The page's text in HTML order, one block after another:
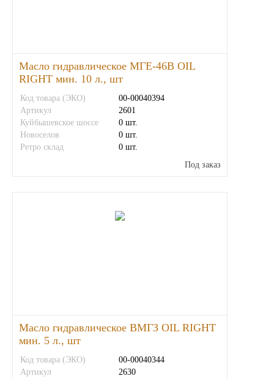
ММЗ
ЛИАЗ
МТЗ
Cummmins
Автотовары
Масло гидравлическое МГЕ-46В OIL
RIGHT мин. 10 л., шт
Код товара (ЭКО)
00-00040394
Артикул
2601
Куйбышевское шоссе
0 шт.
Новоселов
0 шт.
Ретро склад
0 шт.
Под заказ
Масло гидравлическое ВМГЗ OIL RIGHT
мин. 5 л., шт
Код товара (ЭКО)
00-00040344
Артикул
2630